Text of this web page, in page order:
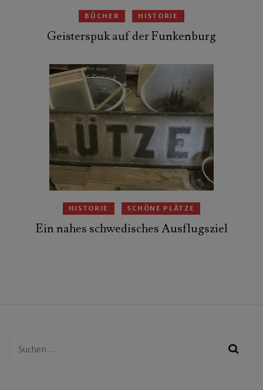
BÜCHER HISTORIE
Geisterspuk auf der Funkenburg
HISTORIE SCHÖNE PLÄTZE
Ein nahes schwedisches Ausflugsziel
Suchen